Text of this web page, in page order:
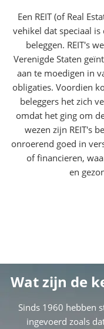
Een REIT (of Real
vehikel dat speciaal
beleggen. REIT's
Verenigde Staten
aan te moedigen in
obligaties. Voordien
beleggers het zich
omdat het ging om
wezen zijn REIT's
onroerend goed in
of financieren,
en
Wat zijn de
Sinds 1960 hebben
ingevoerd zoals